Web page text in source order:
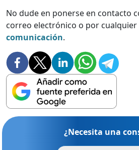
No dude en ponerse en contacto
correo electrónico o por
comunicación.
¿Necesita una